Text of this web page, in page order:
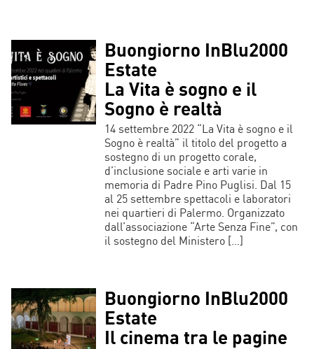
Buongiorno InBlu2000
Estate
La Vita è sogno e il
Sogno è realtà
14 settembre 2022 “La Vita è sogno e il
Sogno è realtà” il titolo del progetto a
sostegno di un progetto corale,
d’inclusione sociale e arti varie in
memoria di Padre Pino Puglisi. Dal 15
al 25 settembre spettacoli e laboratori
nei quartieri di Palermo. Organizzato
dall’associazione “Arte Senza Fine”, con
il sostegno del Ministero […]
Buongiorno InBlu2000
Estate
Il cinema tra le pagine